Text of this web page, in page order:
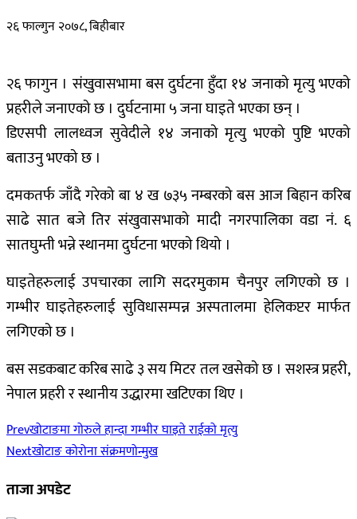
२६ फाल्गुन २०७८, बिहीबार
२६ फागुन । संखुवासभामा बस दुर्घटना हुँदा १४ जनाको मृत्यु भएको
प्रहरीले जनाएको छ । दुर्घटनामा ५ जना घाइते भएका छन् ।
डिएसपी लालध्वज सुवेदीले १४ जनाको मृत्यु भएको पुष्टि भएको
बताउनु भएको छ ।
दमकतर्फ जाँदै गरेको बा ४ ख ७३५ नम्बरको बस आज बिहान करिब
साढे सात बजे तिर संखुवासभाको मादी नगरपालिका वडा नं. ६
सातघुम्ती भन्ने स्थानमा दुर्घटना भएको थियो ।
घाइतेहरुलाई उपचारका लागि सदरमुकाम चैनपुर लगिएको छ ।
गम्भीर घाइतेहरुलाई सुविधासम्पन्न अस्पतालमा हेलिकप्टर मार्फत
लगिएको छ ।
बस सडकबाट करिब साढे ३ सय मिटर तल खसेको छ । सशस्त्र प्रहरी,
नेपाल प्रहरी र स्थानीय उद्धारमा खटिएका थिए ।
Prevखोटाङमा गोरुले हान्दा गम्भीर घाइते राईको मृत्यु
Nextखोटाङ कोरोना संक्रमणोन्मुख
ताजा अपडेट